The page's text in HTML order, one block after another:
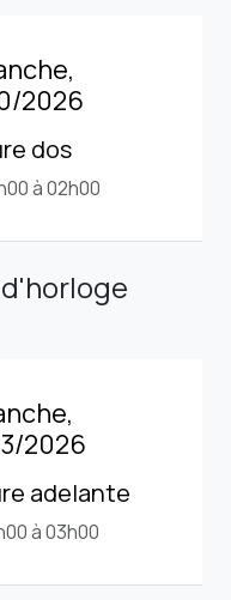
2026
dos
à 02h00
2026
adelante
à 03h00